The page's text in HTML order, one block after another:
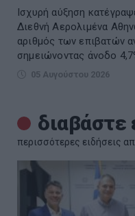
Ισχυρή αύξηση
Διεθνή Αερολιμένα
αριθμός των επιβατών
σημειώνοντας άνοδο
05 Αυγούστου 2026
διαβάστε
περισσότερες ειδήσεις